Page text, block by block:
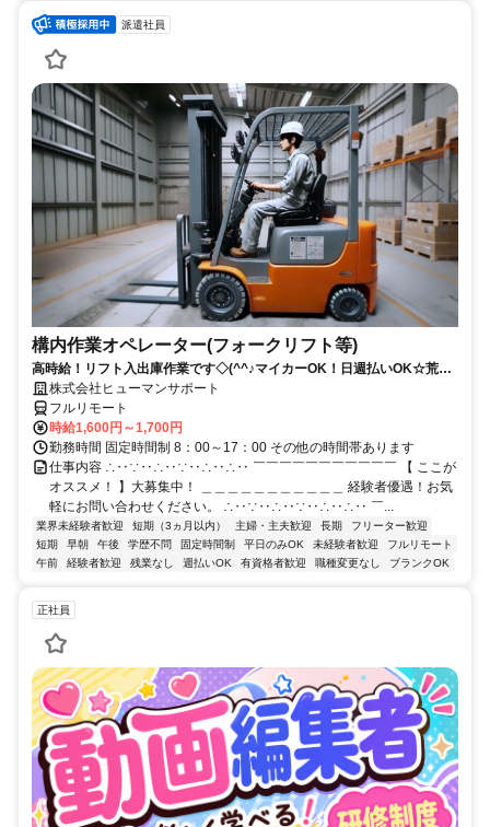
派遣社員
構内作業オペレーター(フォークリフト等)
高時給！リフト入出庫作業です◇(^^♪マイカーOK！日週払いOK☆荒本
駅★【シゴト№0619】
株式会社ヒューマンサポート
フルリモート
時給1,600円～1,700円
勤務時間 固定時間制 8：00～17：00 その他の時間帯あります
仕事内容 ∴‥∵‥∴‥∵‥∴‥∴‥ ￣￣￣￣￣￣￣￣￣￣￣ 【 ここが
オススメ！ 】大募集中！ ＿＿＿＿＿＿＿＿＿＿＿ 経験者優遇！お気
軽にお問い合わせください。 ∴‥∵‥∴‥∵‥∴‥∴‥ ￣...
業界未経験者歓迎 短期（3ヵ月以内） 主婦・主夫歓迎 長期
フリーター歓迎
短期
早朝 午後 学歴不問 固定時間制 平日のみOK 未経験者歓迎
フルリモート
午前
経験者歓迎 残業なし 週払いOK 有資格者歓迎 職種変更なし ブランクOK
正社員